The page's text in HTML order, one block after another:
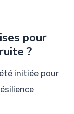
pour
?
initiée pour